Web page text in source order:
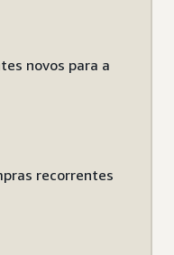
novos para a
recorrentes